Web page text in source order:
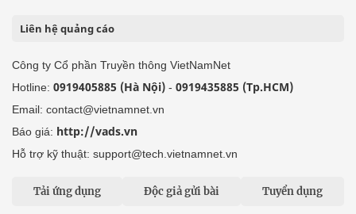
Liên hệ quảng cáo
Công ty Cổ phần Truyền thông VietNamNet
Hotline: 0919405885 (Hà Nội) - 0919435885 (Tp.HCM)
Email: contact@vietnamnet.vn
Báo giá: http://vads.vn
Hỗ trợ kỹ thuật: support@tech.vietnamnet.vn
Tải ứng dụng Độc giả gửi bài Tuyển dụng